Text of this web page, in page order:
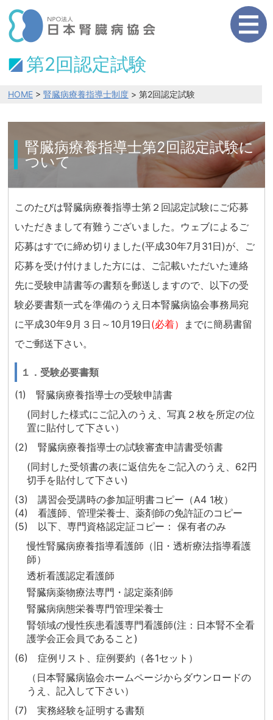
第2回認定試験
HOME> 腎臓病療養指導士制度> 第2回認定試験
腎臓病療養指導士第2回認定試験に
ついて
このたびは腎臓病療養指導士第２回認定試験にご応募
いただきまして有難うございました。ウェブによるご
応募はすでに締め切りました(平成30年7月31日)が、ご
応募を受け付けました方には、ご記載いただいた連絡
先に受験申請書等の書類を郵送しますので、以下の受
験必要書類一式を準備のうえ日本腎臓病協会事務局宛
に平成30年9月３日～10月19日(必着）
までに簡易書留
でご郵送下さい。
１．受験必要書類
(1) 腎臓病療養指導士の受験申請書
(同封した様式にご記入のうえ、写真２枚を所定の位
置に貼付して下さい）
(2) 腎臓病療養指導士の試験審査申請書受領書
(同封した受領書の表に返信先をご記入のうえ、62円
切手を貼付して下さい)
(3) 講習会受講時の参加証明書コピー（A4 1枚）
(4) 看護師、管理栄養士、薬剤師の免許証のコピー
(5) 以下、専門資格認定証コピー： 保有者のみ
慢性腎臓病療養指導看護師（旧・透析療法指導看護
師）
透析看護認定看護師
腎臓病薬物療法専門・認定薬剤師
腎臓病病態栄養専門管理栄養士
腎領域の慢性疾患看護専門看護師(注：日本腎不全看
護学会正会員であること)
(6) 症例リスト、症例要約（各1セット）
（日本腎臓病協会ホームページからダウンロードの
うえ、記入して下さい）
(7) 実務経験を証明する書類